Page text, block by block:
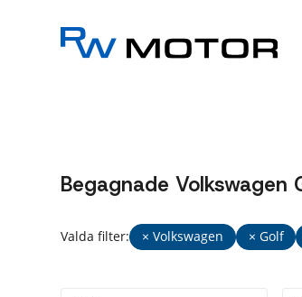
Begagnade
Valda filter: × Volkswagen × Golf